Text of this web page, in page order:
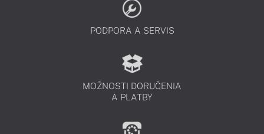
PODPORA A SERVIS
MOŽNOSTI DORUČENIA
A PLATBY